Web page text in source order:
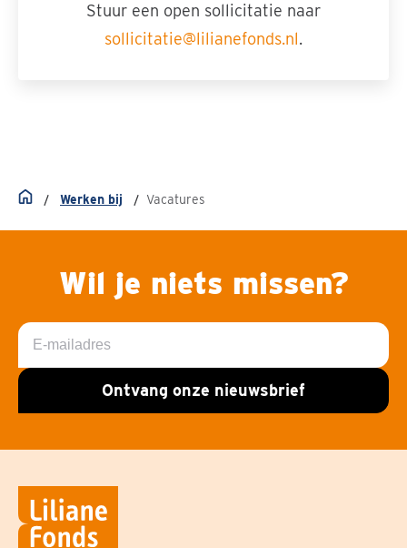
Stuur een open sollicitatie naar
sollicitatie@lilianefonds.nl.
Home
Werken bij Vacatures
Wil je niets missen?
E-
mailadres
Ontvang onze nieuwsbrief